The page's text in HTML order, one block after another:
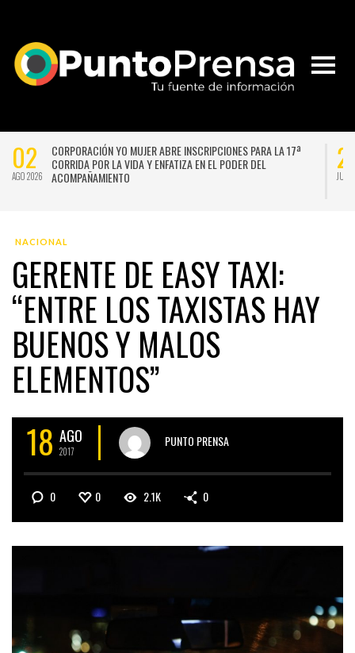
02
AGO 2026
CORPORACIÓN YO MUJER ABRE INSCRIPCIONES PARA LA 17ª
CORRIDA POR LA VIDA Y ENFATIZA EN EL PODER DEL
ACOMPAÑAMIENTO
JUL
NACIONAL
GERENTE DE EASY TAXI:
“ENTRE LOS TAXISTAS HAY
BUENOS Y MALOS
ELEMENTOS”
18 AGO
2017
PUNTO PRENSA
0 0 2.1K 0